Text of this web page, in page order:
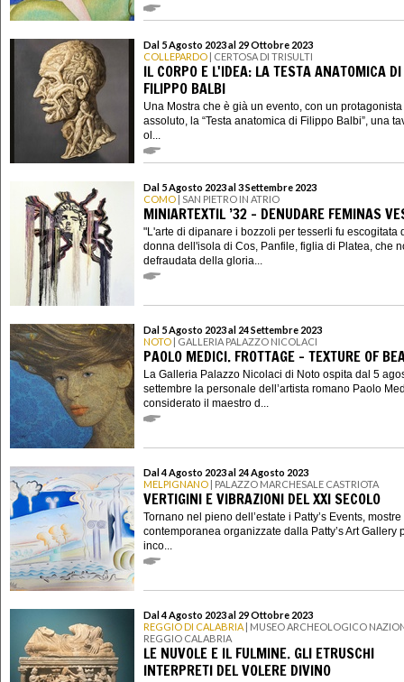
Dal 5 Agosto 2023 al 29 Ottobre 2023
COLLEPARDO | CERTOSA DI TRISULTI
IL CORPO E L'IDEA: LA TESTA ANATOMICA DI
FILIPPO BALBI
Una Mostra che è già un evento, con un
assoluto, la “Testa anatomica di Filippo Balbi”, una
ol...
Dal 5 Agosto 2023 al 3 Settembre 2023
COMO | SAN PIETRO IN ATRIO
MINIARTEXTIL ’32 - DENUDARE FEMINAS
"L'arte di dipanare i bozzoli per tesserli fu escogitata
donna dell'isola di Cos, Panfile, figlia di Platea, che
defraudata della gloria...
Dal 5 Agosto 2023 al 24 Settembre 2023
NOTO | GALLERIA PALAZZO NICOLACI
PAOLO MEDICI. FROTTAGE - TEXTURE OF
La Galleria Palazzo Nicolaci di Noto ospita dal 5
settembre la personale dell’artista romano Paolo
considerato il maestro d...
Dal 4 Agosto 2023 al 24 Agosto 2023
MELPIGNANO | PALAZZO MARCHESALE CASTRIOTA
VERTIGINI E VIBRAZIONI DEL XXI SECOLO
Tornano nel pieno dell’estate i Patty’s Events, mostre
contemporanea organizzate dalla Patty’s Art Gallery
inco...
Dal 4 Agosto 2023 al 29 Ottobre 2023
REGGIO DI CALABRIA | MUSEO ARCHEOLOGICO
REGGIO CALABRIA
LE NUVOLE E IL FULMINE. GLI ETRUSCHI
INTERPRETI DEL VOLERE DIVINO